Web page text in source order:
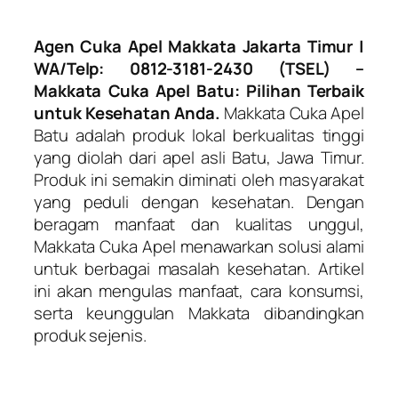
Agen Cuka Apel Makkata Jakarta Timur |
WA/Telp: 0812-3181-2430 (TSEL) –
Makkata Cuka Apel Batu: Pilihan Terbaik
untuk Kesehatan Anda. Makkata Cuka Apel
Batu adalah produk lokal berkualitas tinggi
yang diolah dari apel asli Batu, Jawa Timur.
Produk ini semakin diminati oleh masyarakat
yang peduli dengan kesehatan. Dengan
beragam manfaat dan kualitas unggul,
Makkata Cuka Apel menawarkan solusi alami
untuk berbagai masalah kesehatan. Artikel
ini akan mengulas manfaat, cara konsumsi,
serta keunggulan Makkata dibandingkan
produk sejenis.